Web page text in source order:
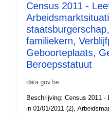
01
-
01
-
Census 2011 -
familiekern,
Geboorteplaats,
Beroepsstatuut
data.gov.be
Beschrijving: Census 2011 -
in 01/01/2011 (2),